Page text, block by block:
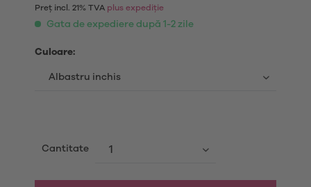
Preț incl. 21% TVA plus expediție
Gata de expediere după 1-2 zile
Culoare:
Cantitate